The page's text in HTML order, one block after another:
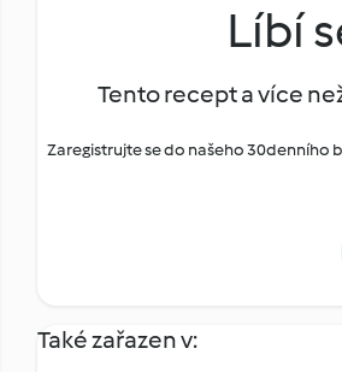
Líbí
Tento recept a více
Zaregistrujte se do našeho 30denního
Také zařazen v: